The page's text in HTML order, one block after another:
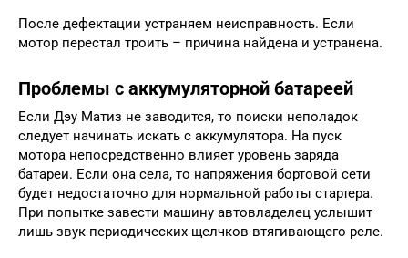
После дефектации устраняем неисправность. Если
мотор перестал троить – причина найдена и устранена.
Проблемы с аккумуляторной батареей
Если Дэу Матиз не заводится, то поиски неполадок
следует начинать искать с аккумулятора. На пуск
мотора непосредственно влияет уровень заряда
батареи. Если она села, то напряжения бортовой сети
будет недостаточно для нормальной работы стартера.
При попытке завести машину автовладелец услышит
лишь звук периодических щелчков втягивающего реле.